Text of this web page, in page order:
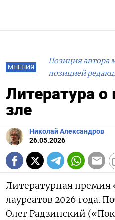
МНЕНИЯ
Позиция автора
позицией
Литература
зле
Николай Александров
26.05.2026
Литературная премия
лауреатов 2026 года.
Олег Радзинский